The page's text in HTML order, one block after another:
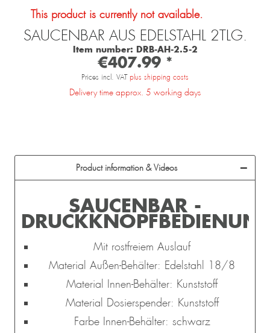
This product is currently not available.
SAUCENBAR AUS EDELSTAHL 2TLG.
Item number: DRB-AH-2.5-2
€407.99 *
Prices incl. VAT plus shipping costs
Delivery time approx. 5 working days
Product information & Videos
SAUCENBAR -
Mit rostfreiem Auslauf
Material Außen-Behälter: Edelstahl 18/8
Material Innen-Behälter: Kunststoff
Material Dosierspender: Kunststoff
Farbe Innen-Behälter: schwarz